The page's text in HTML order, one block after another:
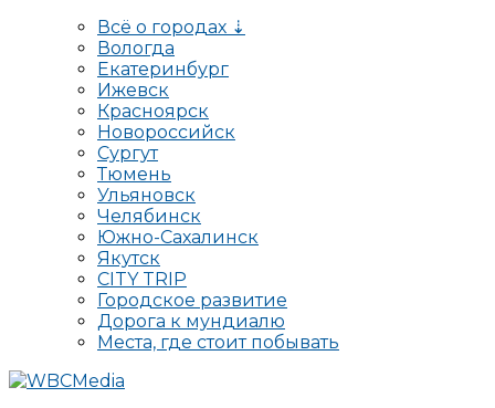
Всё о городах ⇣
Вологда
Екатеринбург
Ижевск
Красноярск
Новороссийск
Сургут
Тюмень
Ульяновск
Челябинск
Южно-Сахалинск
Якутск
CITY TRIP
Городское развитие
Дорога к мундиалю
Места, где стоит побывать